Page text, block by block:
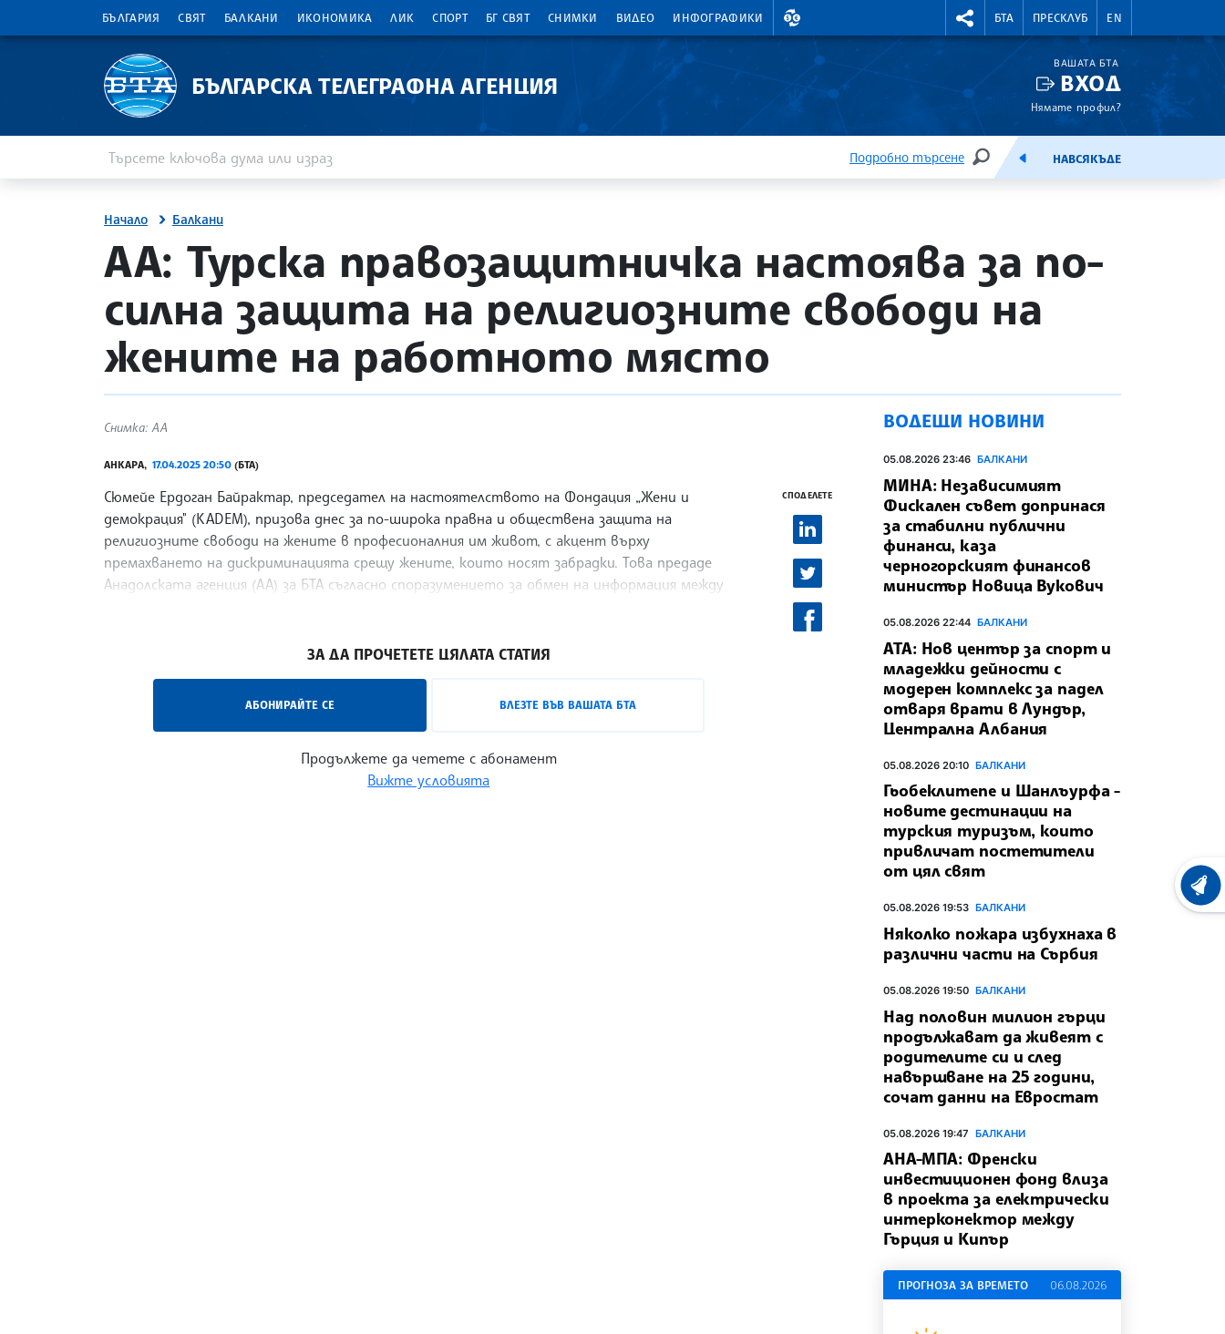
БЪЛГАРИЯ СВЯТ БАЛКАНИ ИКОНОМИКА ЛИК СПОРТ БГ СВЯТ СНИМКИ ВИДЕО ИНФОГРАФИКИ
ВАЛУТНИ КУРСОВЕ RIGHTMENU.SOCIAL
БТА ПРЕСКЛУБ EN
БЪЛГАРСКА ТЕЛЕГРАФНА АГЕНЦИЯ
ВАШАТА БТА
ВХОД
Нямате профил?
Подробно търсене
ТЪРСЕНЕЕМИСИЯНАВСЯКЪДЕ
Начало Балкани
site.bta
АА: Турска правозащитничка настоява за по-
силна защита на религиозните свободи на
жените на работното място
Снимка: АА
АНКАРА, 17.04.2025 20:50 (БТА)
Сюмейе Ердоган Байрактар, председател на настоятелството на Фондация „Жени и
демокрация" (KADEM), призова днес за по-широка правна и обществена защита на
религиозните свободи на жените в професионалния им живот, с акцент върху
премахването на дискриминацията срещу жените, които носят забрадки. Това предаде
Анадолската агенция (АА) за БТА съгласно споразумението за обмен на информация между
ЗА ДА ПРОЧЕТЕТЕ ЦЯЛАТА СТАТИЯ
АБОНИРАЙТЕ СЕ ВЛЕЗТЕ ВЪВ ВАШАТА БТА
Продължете да четете с абонамент
Вижте условията
СПОДЕЛЕТЕ
ВОДЕЩИ НОВИНИ
05.08.2026 23:46 БАЛКАНИ
МИНА: Независимият
Фискален съвет допринася
за стабилни публични
финанси, каза
черногорският финансов
министър Новица Вукович
05.08.2026 22:44 БАЛКАНИ
АТА: Нов център за спорт и
младежки дейности с
модерен комплекс за падел
отваря врати в Лундър,
Централна Албания
05.08.2026 20:10 БАЛКАНИ
Гьобеклитепе и Шанлъурфа -
новите дестинации на
турския туризъм, които
привличат постетители
от цял свят
05.08.2026 19:53 БАЛКАНИ
Няколко пожара избухнаха в
различни части на Сърбия
05.08.2026 19:50 БАЛКАНИ
Над половин милион гърци
продължават да живеят с
родителите си и след
навършване на 25 години,
сочат данни на Евростат
05.08.2026 19:47 БАЛКАНИ
АНА-МПА: Френски
инвестиционен фонд влиза
в проекта за електрически
интерконектор между
Гърция и Кипър
ПРОГНОЗА ЗА ВРЕМЕТО 06.08.2026